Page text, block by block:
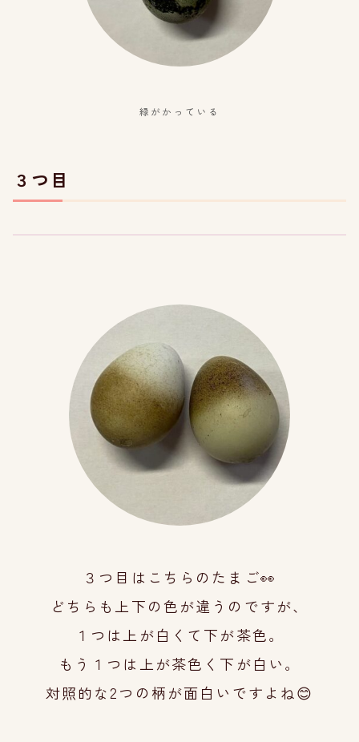
緑がかっている
３つ目
３つ目はこちらのたまご👀
どちらも上下の色が違うのですが、
１つは上が白くて下が茶色。
もう１つは上が茶色く下が白い。
対照的な2つの柄が面白いですよね😊